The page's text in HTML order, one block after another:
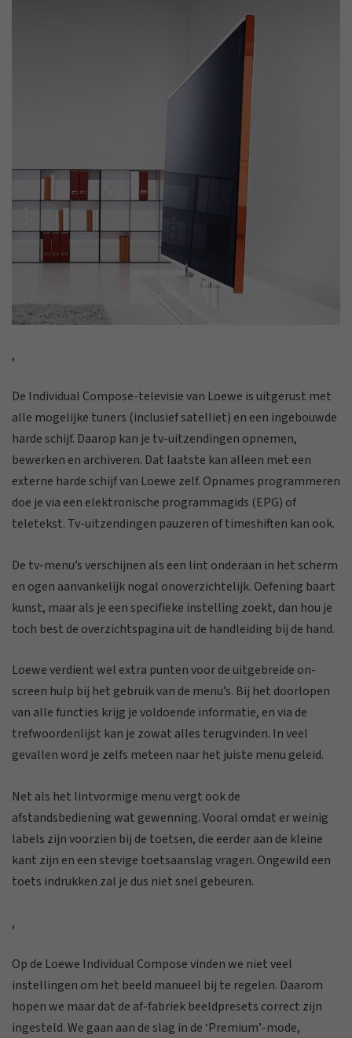
,
De Individual Compose-televisie van Loewe is uitgerust met
alle mogelijke tuners (inclusief satelliet) en een ingebouwde
harde schijf. Daarop kan je tv-uitzendingen opnemen,
bewerken en archiveren. Dat laatste kan alleen met een
externe harde schijf van Loewe zelf. Opnames programmeren
doe je via een elektronische programmagids (EPG) of
teletekst. Tv-uitzendingen pauzeren of timeshiften kan ook.
De tv-menu’s verschijnen als een lint onderaan in het scherm
en ogen aanvankelijk nogal onoverzichtelijk. Oefening baart
kunst, maar als je een specifieke instelling zoekt, dan hou je
toch best de overzichtspagina uit de handleiding bij de hand.
Loewe verdient wel extra punten voor de uitgebreide on-
screen hulp bij het gebruik van de menu’s. Bij het doorlopen
van alle functies krijg je voldoende informatie, en via de
trefwoordenlijst kan je zowat alles terugvinden. In veel
gevallen word je zelfs meteen naar het juiste menu geleid.
Net als het lintvormige menu vergt ook de
afstandsbediening wat gewenning. Vooral omdat er weinig
labels zijn voorzien bij de toetsen, die eerder aan de kleine
kant zijn en een stevige toetsaanslag vragen. Ongewild een
toets indrukken zal je dus niet snel gebeuren.
,
Op de Loewe Individual Compose vinden we niet veel
instellingen om het beeld manueel bij te regelen. Daarom
hopen we maar dat de af-fabriek beeldpresets correct zijn
ingesteld. We gaan aan de slag in de ‘Premium’-mode,